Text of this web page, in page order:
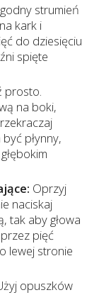
strumień
kark i
do dziesięciu
spięte
prosto.
na boki,
płynny,
Oprzyj
naciskaj
tak aby głowa
pięć
lewej stronie
opuszków